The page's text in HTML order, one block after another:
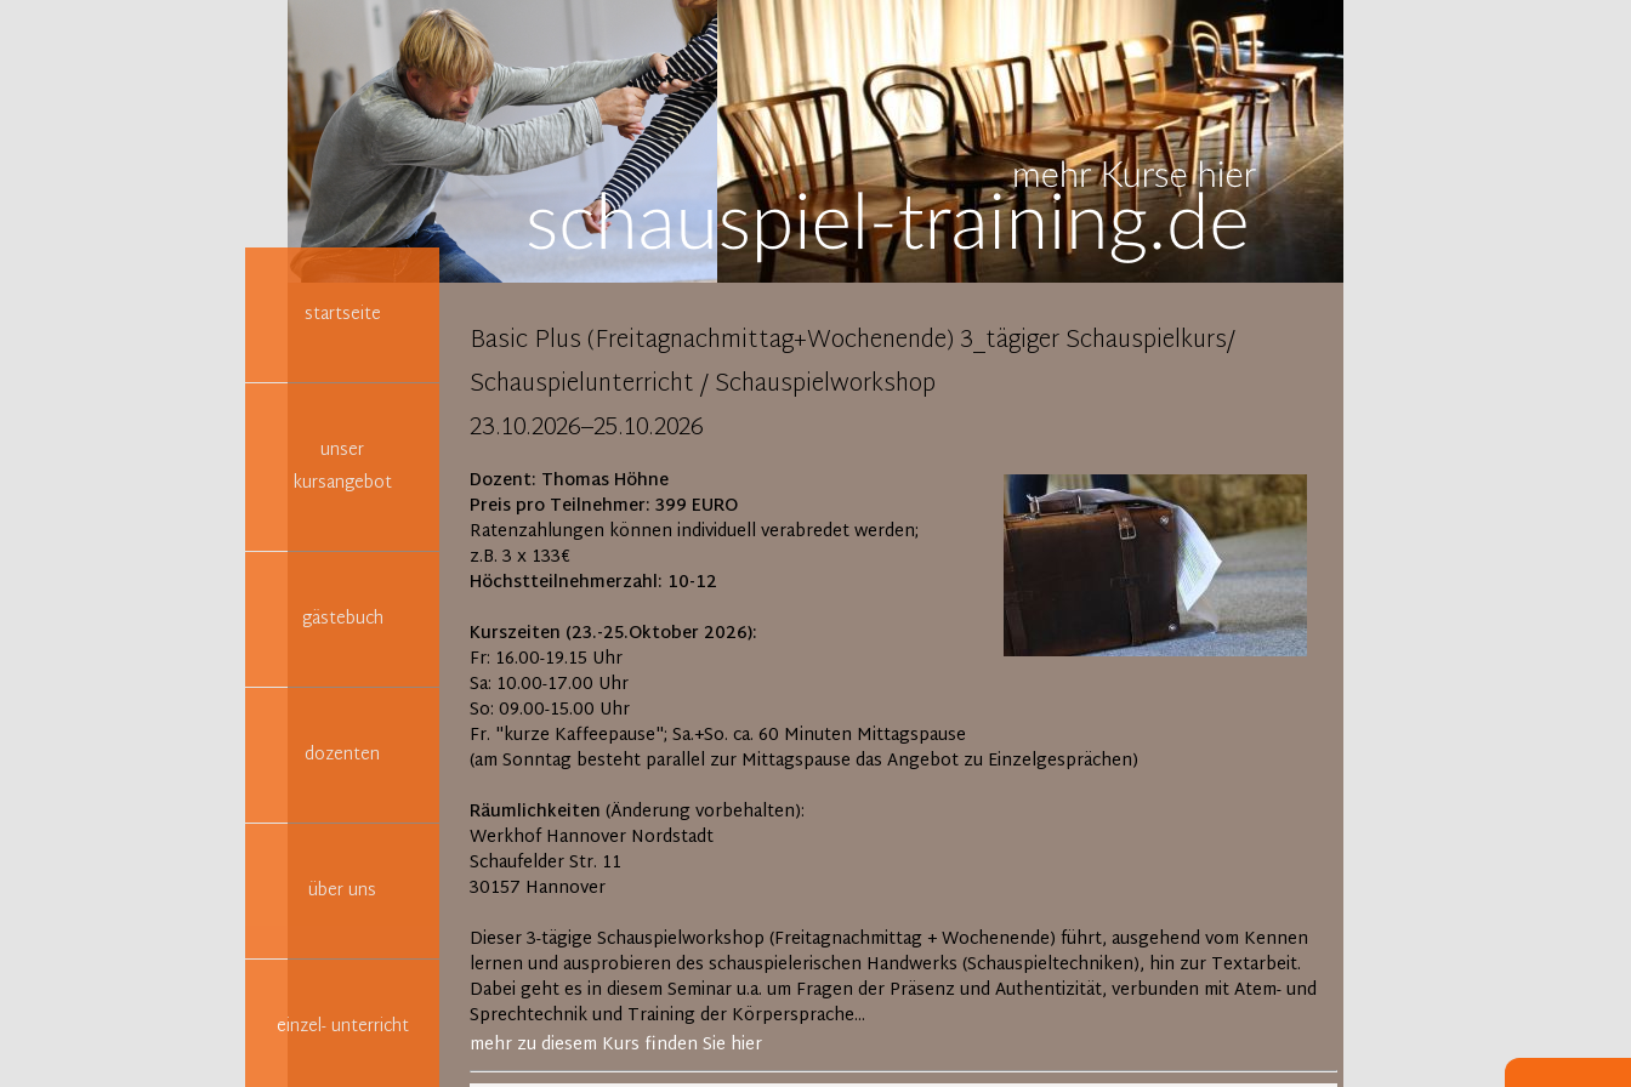
Navigation
überspringen
startseite
unser
kursangebot
gästebuch
dozenten
über uns
einzel- unterricht
Basic Plus (Freitagnachmittag+Wochenende) 3_tägiger Schauspielkurs/
Schauspielunterricht / Schauspielworkshop
23.10.2026–25.10.2026
Dozent: Thomas Höhne
Preis pro Teilnehmer: 399 EURO
Ratenzahlungen können individuell verabredet werden;
z.B. 3 x 133€
Höchstteilnehmerzahl: 10-12
Kurszeiten (23.-25.Oktober 2026):
Fr: 16.00-19.15 Uhr
Sa: 10.00-17.00 Uhr
So: 09.00-15.00 Uhr
Fr. "kurze Kaffeepause"; Sa.+So. ca. 60 Minuten Mittagspause
(am Sonntag besteht parallel zur Mittagspause das Angebot zu Einzelgesprächen)
Räumlichkeiten (Änderung vorbehalten):
Werkhof Hannover Nordstadt
Schaufelder Str. 11
30157 Hannover
Dieser 3-tägige Schauspielworkshop (Freitagnachmittag + Wochenende) führt, ausgehend vom Kennen
lernen und ausprobieren des schauspielerischen Handwerks (Schauspieltechniken), hin zur Textarbeit.
Dabei geht es in diesem Seminar u.a. um Fragen der Präsenz und Authentizität, verbunden mit Atem- und
Sprechtechnik und Training der Körpersprache...
mehr zu diesem Kurs finden Sie hier